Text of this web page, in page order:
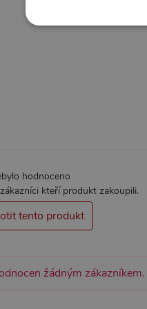
hodnoceno
kteří produkt zakoupili.
tento produkt
žádným zákazníkem.
_ga_SX4YNVLNP9